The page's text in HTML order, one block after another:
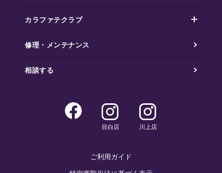
カラファテクラブ
修理・メンテナンス
相談する
目白店 川上店
ご利用ガイド